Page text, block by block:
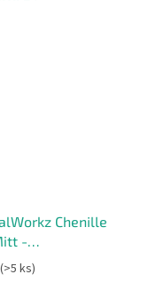
Chenille
-
rukavica na
(>5 ks)